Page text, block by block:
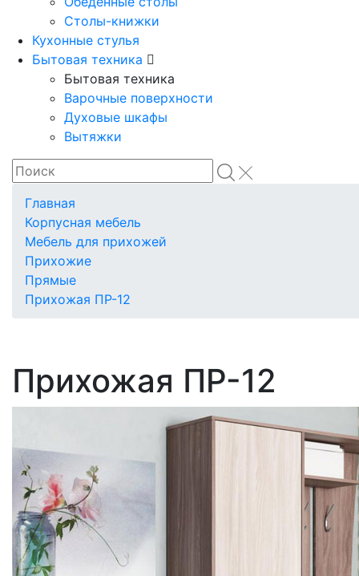
Столы-книжки
Кухонные стулья
Бытовая техника
Бытовая техника
Варочные поверхности
Духовые шкафы
Вытяжки
Главная
Корпусная мебель
Мебель для прихожей
Прихожие
Прямые
Прихожая ПР-12
Прихожая ПР-12